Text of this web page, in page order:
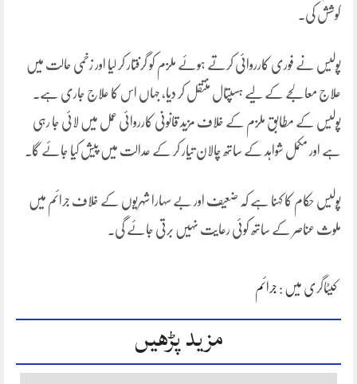
کوشش کی۔
پولیس نے فوری کارروائی کرتے ہوئے ملزم کو گرفتار کر لیا اور زخمی حالت میں
علاج معالجے کے لیے ہسپتال منتقل کر دیا، جہاں اس کا علاج جاری ہے۔
پولیس کے مطابق ملزم کے خلاف مزید قانونی کارروائی عمل میں لائی جا رہی
ہے اور مکمل شواہد کے ساتھ چالان تیار کر کے عدالت میں پیش کیا جائے گا۔
پولیس حکام کا کہنا ہے کہ ضعیف اور بے سہارا شہریوں کے خلاف جرائم میں
ملوث عناصر کے ساتھ کوئی رعایت نہیں برتی جائے گی۔
کیٹاگری میں : جرائم
مزید پڑھیں